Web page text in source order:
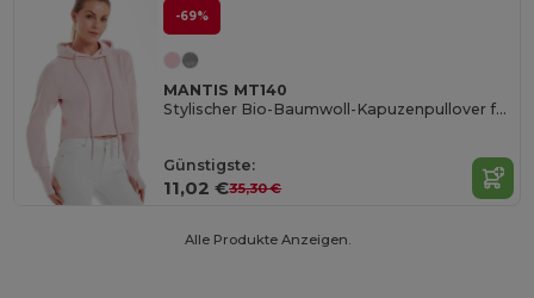
-69%
MANTIS MT140
Stylischer Bio-Baumwoll-Kapuzenpullover für Damen
Günstigste:
11,02 €35,30 €
Alle Produkte Anzeigen.